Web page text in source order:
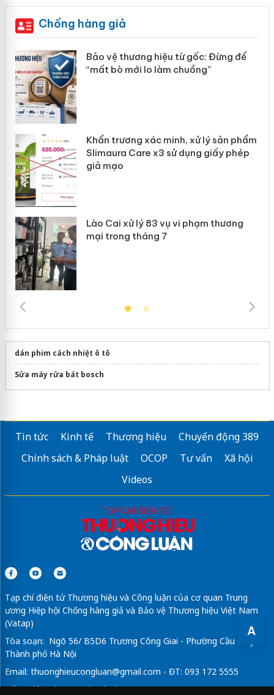
A
Chống hàng giả
Bảo vệ thương hiệu từ gốc: Đừng để
“mất bò mới lo làm chuồng”
Khẩn trương xác minh, xử lý sản phẩm
Slimaura Care x3 sử dụng giấy phép
giả mạo
Lào Cai xử lý 83 vụ vi phạm thương
mại trong tháng 7
dán phim cách nhiệt ô tô
Sửa máy rửa bát bosch
Tin tức Kinh tế Thương hiệu
Chuyển động 389
Chính sách & Pháp luật
OCOP Tư vấn
Xã hội
Videos
Tạp chí điện tử Thương hiệu và Công luận của cơ quan Trung
ương Hiệp hội Chống hàng giả và Bảo vệ Thương hiệu Việt Nam
(Vatap)
Tòa soạn: Ngõ 56/ B5D6 Trương Công Giai - Phường Cầu Giấy -
Thành phố Hà Nội
Email: thuonghieucongluan@gmail.com - ĐT: 093 172 5555
Tổng Biên Tập: Vũ Đức Thuận